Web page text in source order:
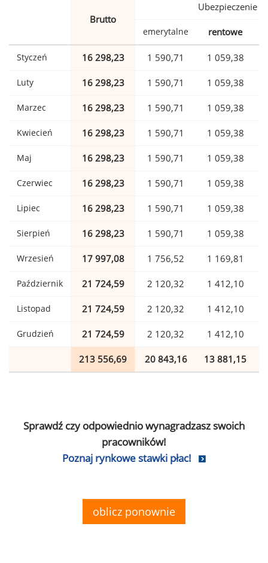
Brutto
Ubezpieczenie
emerytalne rentowe
Styczeń 16 298,23 1 590,71 1 059,38
Luty 16 298,23 1 590,71 1 059,38
Marzec 16 298,23 1 590,71 1 059,38
Kwiecień 16 298,23 1 590,71 1 059,38
Maj 16 298,23 1 590,71 1 059,38
Czerwiec 16 298,23 1 590,71 1 059,38
Lipiec 16 298,23 1 590,71 1 059,38
Sierpień 16 298,23 1 590,71 1 059,38
Wrzesień 17 997,08 1 756,52 1 169,81
Październik 21 724,59 2 120,32 1 412,10
Listopad 21 724,59 2 120,32 1 412,10
Grudzień 21 724,59 2 120,32 1 412,10
213 556,69 20 843,16 13 881,15
Sprawdź czy odpowiednio wynagradzasz swoich
pracowników!
Poznaj rynkowe stawki płac!
oblicz ponownie